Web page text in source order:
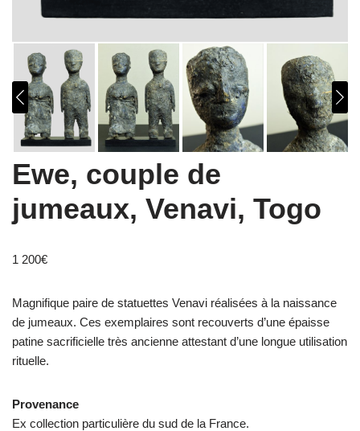
Ewe, couple de
jumeaux, Venavi, Togo
1 200€
Magnifique paire de statuettes Venavi réalisées à la naissance
de jumeaux. Ces exemplaires sont recouverts d’une épaisse
patine sacrificielle très ancienne attestant d’une longue utilisation
rituelle.
Provenance
Ex collection particulière du sud de la France.